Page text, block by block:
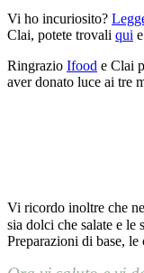
Vi ho incuriosito?
Clai, potete trovali qui e
Ringrazio Ifood e Clai
aver donato luce ai tre
Vi ricordo inoltre che
sia dolci che salate e le
Preparazioni di base,